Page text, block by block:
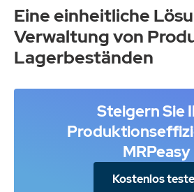
Eine einheitliche
Verwaltung von
Lagerbeständen
Steigern Sie
MRPeasy
Kostenlos